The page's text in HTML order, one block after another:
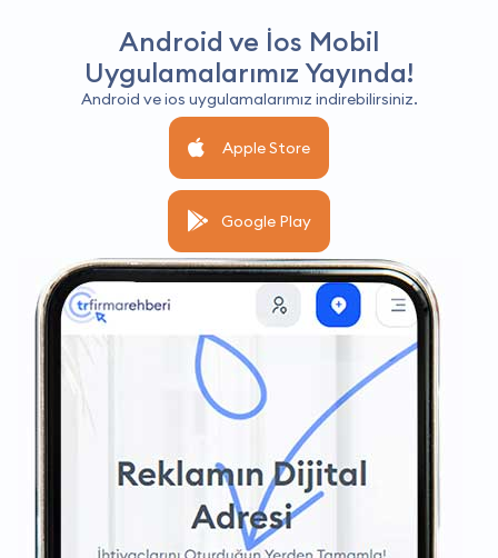
Android ve İos Mobil
Uygulamalarımız Yayında!
Android ve ios uygulamalarımız indirebilirsiniz.
Apple Store
Google Play